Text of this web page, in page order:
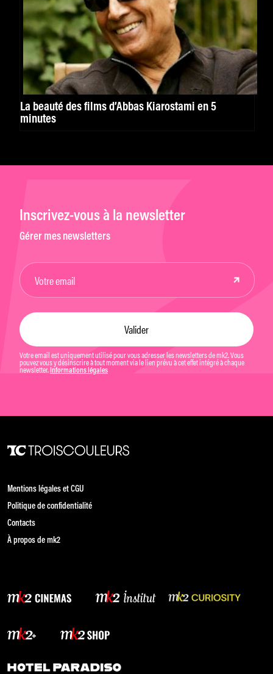
La beauté des films d’Abbas Kiarostami en 5
minutes
Inscrivez-vous à la newsletter
Gérer mes newsletters
Votre email est uniquement utilisé pour vous adresser les newsletters de mk2. Vous
pouvez vous y désinscrire à tout moment via le lien prévu à cet effet intégré à chaque
newsletter. Informations légales
Mentions légales et CGU
Politique de confidentialité
Contacts
À propos de mk2